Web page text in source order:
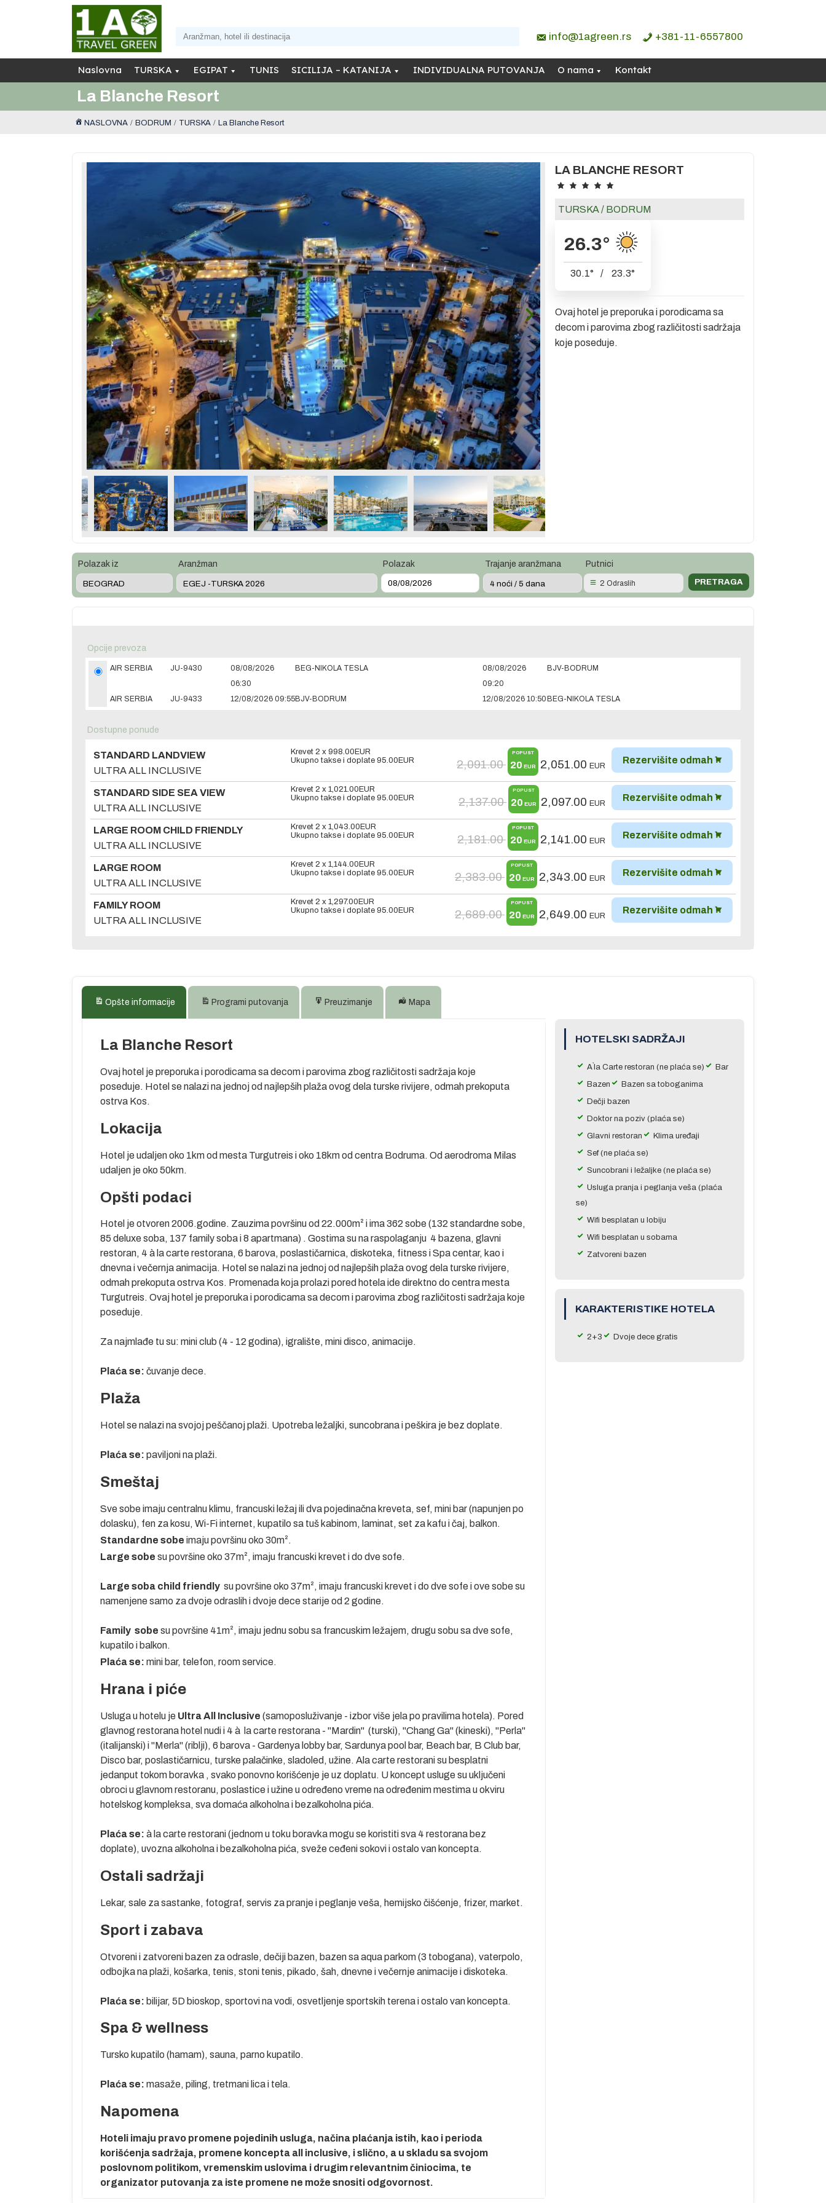
info@1agreen.rs +381-11-6557800
Naslovna TURSKA EGIPAT TUNIS SICILIJA – KATANIJA INDIVIDUALNA PUTOVANJA O nama Kontakt
La Blanche Resort
NASLOVNA BODRUM TURSKA La Blanche Resort
LA BLANCHE RESORT
TURSKA/ BODRUM
26.3°
30.1° / 23.3°
Ovaj hotel je preporuka i porodicama sa
decom i parovima zbog različitosti sadržaja
koje poseduje.
Polazak iz Aranžman Polazak Trajanje aranžmana Putnici
2 Odraslih
Opcije prevoza
AIR SERBIA JU-9430
08/08/2026
06:30
BEG-NIKOLA TESLA
08/08/2026
09:20
BJV-BODRUM
AIR SERBIA JU-9433 12/08/2026 09:55BJV-BODRUM 12/08/2026 10:50 BEG-NIKOLA TESLA
Dostupne ponude
STANDARD LANDVIEW
ULTRA ALL INCLUSIVE
Krevet 2 x 998.00 EUR
Ukupno takse i doplate 95.00 EUR 2,091.00
POPUST
20 EUR 2,051.00 EUR
Rezervišite odmah
STANDARD SIDE SEA VIEW
ULTRA ALL INCLUSIVE
Krevet 2 x 1,021.00 EUR
Ukupno takse i doplate 95.00 EUR 2,137.00
POPUST
20 EUR 2,097.00 EUR
Rezervišite odmah
LARGE ROOM CHILD FRIENDLY
ULTRA ALL INCLUSIVE
Krevet 2 x 1,043.00 EUR
Ukupno takse i doplate 95.00 EUR 2,181.00
POPUST
20 EUR 2,141.00 EUR
Rezervišite odmah
LARGE ROOM
ULTRA ALL INCLUSIVE
Krevet 2 x 1,144.00 EUR
Ukupno takse i doplate 95.00 EUR 2,383.00
POPUST
20 EUR 2,343.00 EUR
Rezervišite odmah
FAMILY ROOM
ULTRA ALL INCLUSIVE
Krevet 2 x 1,297.00 EUR
Ukupno takse i doplate 95.00 EUR 2,689.00
POPUST
20 EUR 2,649.00 EUR
Rezervišite odmah
Opšte informacije Programi putovanja Preuzimanje Mapa
La Blanche Resort
Ovaj hotel je preporuka i porodicama sa decom i parovima zbog različitosti sadržaja koje
poseduje. Hotel se nalazi na jednoj od najlepših plaža ovog dela turske rivijere, odmah prekoputa
ostrva Kos.
Lokacija
Hotel je udaljen oko 1km od mesta Turgutreis i oko 18km od centra Bodruma. Od aerodroma Milas
udaljen je oko 50km.
Opšti podaci
Hotel je otvoren 2006.godine. Zauzima površinu od 22.000m² i ima 362 sobe (132 standardne sobe,
85 deluxe soba, 137 family soba i 8 apartmana) . Gostima su na raspolaganju 4 bazena, glavni
restoran, 4 à la carte restorana, 6 barova, poslastičarnica, diskoteka, fitness i Spa centar, kao i
dnevna i večernja animacija. Hotel se nalazi na jednoj od najlepših plaža ovog dela turske rivijere,
odmah prekoputa ostrva Kos. Promenada koja prolazi pored hotela ide direktno do centra mesta
Turgutreis. Ovaj hotel je preporuka i porodicama sa decom i parovima zbog različitosti sadržaja koje
poseduje.
Za najmlađe tu su: mini club (4 - 12 godina), igralište, mini disco, animacije.
Plaća se: čuvanje dece.
Plaža
Hotel se nalazi na svojoj peščanoj plaži. Upotreba ležaljki, suncobrana i peškira je bez doplate.
Plaća se: paviljoni na plaži.
Smeštaj
Sve sobe imaju centralnu klimu, francuski ležaj ili dva pojedinačna kreveta, sef, mini bar (napunjen po
dolasku), fen za kosu, Wi-Fi internet, kupatilo sa tuš kabinom, laminat, set za kafu i čaj, balkon.
Standardne sobe imaju površinu oko 30m².
Large sobe su površine oko 37m², imaju francuski krevet i do dve sofe.
Large soba child friendly su površine oko 37m², imaju francuski krevet i do dve sofe i ove sobe su
namenjene samo za dvoje odraslih i dvoje dece starije od 2 godine.
Family sobe su površine 41m², imaju jednu sobu sa francuskim ležajem, drugu sobu sa dve sofe,
kupatilo i balkon.
Plaća se: mini bar, telefon, room service.
Hrana i piće
Usluga u hotelu je Ultra All Inclusive (samoposluživanje - izbor više jela po pravilima hotela). Pored
glavnog restorana hotel nudi i 4 à la carte restorana - "Mardin" (turski), "Chang Ga" (kineski), "Perla"
(italijanski) i "Merla" (riblji), 6 barova - Gardenya lobby bar, Sardunya pool bar, Beach bar, B Club bar,
Disco bar, poslastičarnicu, turske palačinke, sladoled, užine. Ala carte restorani su besplatni
jedanput tokom boravka , svako ponovno korišćenje je uz doplatu. U koncept usluge su uključeni
obroci u glavnom restoranu, poslastice i užine u određeno vreme na određenim mestima u okviru
hotelskog kompleksa, sva domaća alkoholna i bezalkoholna pića.
Plaća se: à la carte restorani (jednom u toku boravka mogu se koristiti sva 4 restorana bez
doplate), uvozna alkoholna i bezalkoholna pića, sveže ceđeni sokovi i ostalo van koncepta.
Ostali sadržaji
Lekar, sale za sastanke, fotograf, servis za pranje i peglanje veša, hemijsko čišćenje, frizer, market.
Sport i zabava
Otvoreni i zatvoreni bazen za odrasle, dečiji bazen, bazen sa aqua parkom (3 tobogana), vaterpolo,
odbojka na plaži, košarka, tenis, stoni tenis, pikado, šah, dnevne i večernje animacije i diskoteka.
Plaća se: bilijar, 5D bioskop, sportovi na vodi, osvetljenje sportskih terena i ostalo van koncepta.
Spa & wellness
Tursko kupatilo (hamam), sauna, parno kupatilo.
Plaća se: masaže, piling, tretmani lica i tela.
Napomena
Hoteli imaju pravo promene pojedinih usluga, načina plaćanja istih, kao i perioda
korišćenja sadržaja, promene koncepta all inclusive, i slično, a u skladu sa svojom
poslovnom politikom, vremenskim uslovima i drugim relevantnim činiocima, te
organizator putovanja za iste promene ne može snositi odgovornost.
HOTELSKI SADRŽAJI
A`la Carte restoran (ne plaća se)
Bar
Bazen
Bazen sa toboganima
Dečji bazen
Doktor na poziv (plaća se)
Glavni restoran
Klima uređaji
Sef (ne plaća se)
Suncobrani i ležaljke (ne plaća se)
Usluga pranja i peglanja veša (plaća
se)
Wifi besplatan u lobiju
Wifi besplatan u sobama
Zatvoreni bazen
KARAKTERISTIKE HOTELA
2+3 Dvoje dece gratis